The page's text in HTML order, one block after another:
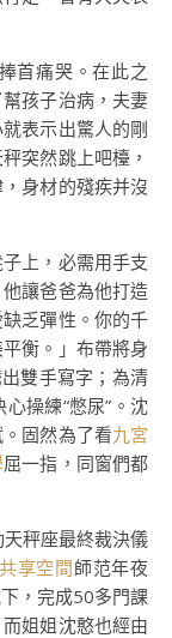
首痛哭。在此之
孩子治病，夫妻
表示出驚人的剛
突然跳上吧檯，
身材的殘疾并沒
上，必需用手支
讓爸爸為他打造
乏彈性。你的千
衡。」布帶將身
雙手寫字；為清
操練“憋尿”。沈
固然為了看九宮
屈一指，同窗們都
秤座最終裁決儀
共享空間師范年夜
，完成50多門課
姐姐沈憨也經由